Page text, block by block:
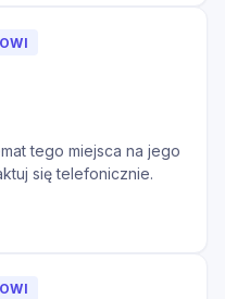
tego miejsca na jego
się telefonicznie.